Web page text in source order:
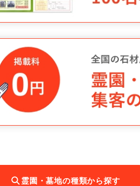
霊園・墓地の種類から探す